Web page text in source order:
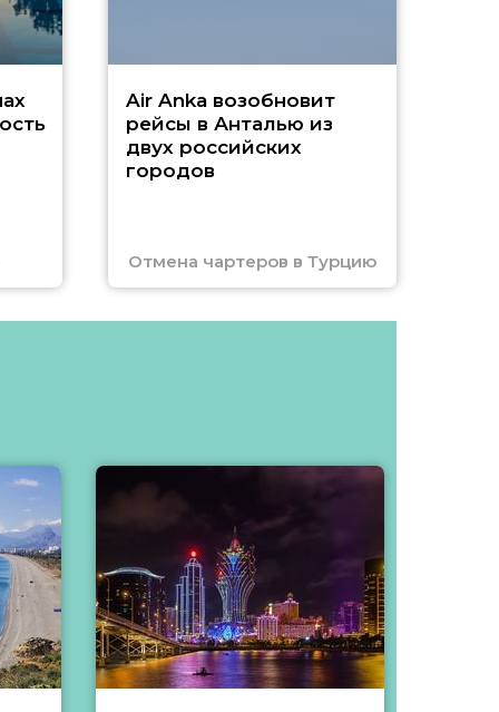
Air Anka возобновит
рейсы в Анталью из
двух российских
городов
Отмена чартеров в Турцию